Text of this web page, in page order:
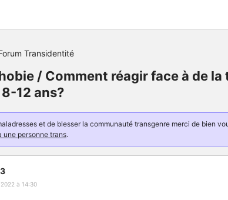
Transidentité
/ Comment réagir face à de
12 ans?
et de blesser la communauté transgenre merci de bien
une personne trans.
à 14:30